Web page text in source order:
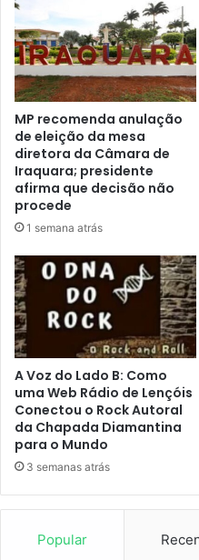
MP recomenda anulação
de eleição da mesa
diretora da Câmara de
Iraquara; presidente
afirma que decisão não
procede
1 semana atrás
A Voz do Lado B: Como
uma Web Rádio de Lençóis
Conectou o Rock Autoral
da Chapada Diamantina
para o Mundo
3 semanas atrás
Popular